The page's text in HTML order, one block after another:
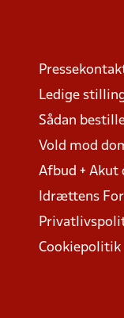
Ledige
Sådan
Vold mod
Afbud +
Idrættens
Cookiepolitik